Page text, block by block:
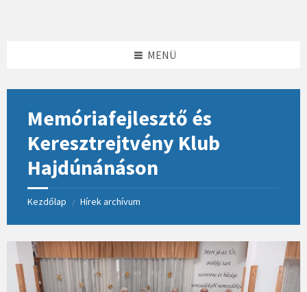
MENÜ
Memóriafejlesztő és
Keresztrejtvény Klub
Hajdúnánáson
Kezdőlap / Hírek archívum